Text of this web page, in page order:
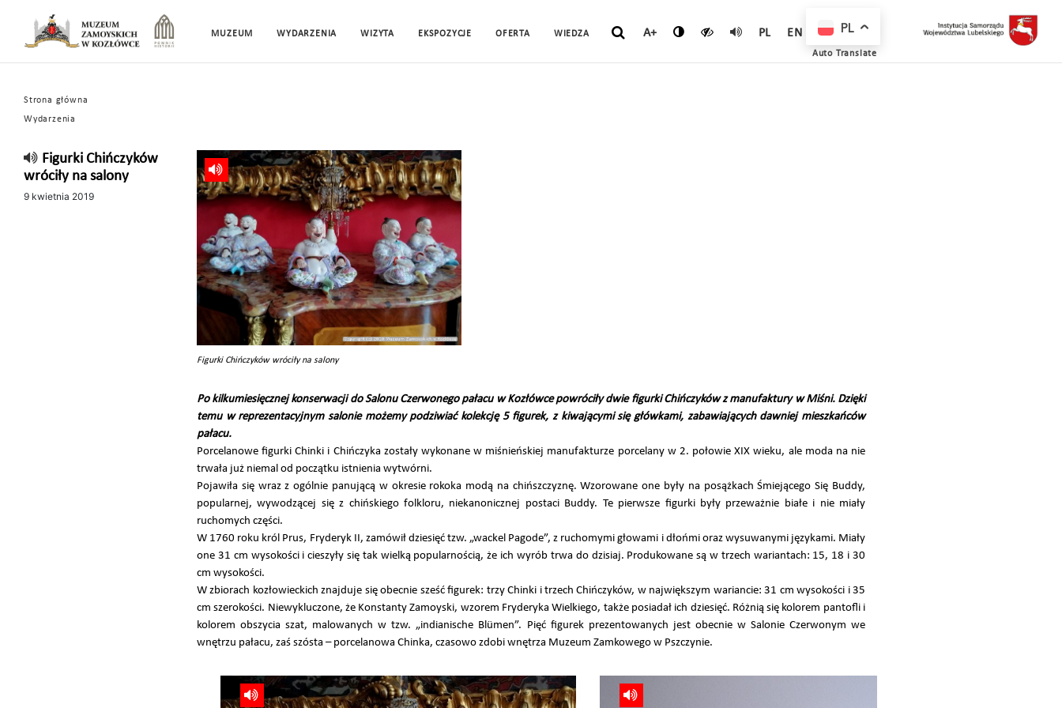
MUZEUM WYDARZENIA WIZYTA EKSPOZYCJE OFERTA WIEDZA A+ PL EN
Strona główna
Wydarzenia
Figurki Chińczyków
wróciły na salony
9 kwietnia 2019
Figurki Chińczyków wróciły na salony
Po kilkumiesięcznej konserwacji do Salonu Czerwonego pałacu w Kozłówce powróciły dwie figurki Chińczyków z manufaktury w Miśni. Dzięki
temu w reprezentacyjnym salonie możemy podziwiać kolekcję 5 figurek, z kiwającymi się główkami, zabawiających dawniej mieszkańców
pałacu.
Porcelanowe figurki Chinki i Chińczyka zostały wykonane w miśnieńskiej manufakturze porcelany w 2. połowie XIX wieku, ale moda na nie
trwała już niemal od początku istnienia wytwórni.
Pojawiła się wraz z ogólnie panującą w okresie rokoka modą na chińszczyznę. Wzorowane one były na posążkach Śmiejącego Się Buddy,
popularnej, wywodzącej się z chińskiego folkloru, niekanonicznej postaci Buddy. Te pierwsze figurki były przeważnie białe i nie miały
ruchomych części.
W 1760 roku król Prus, Fryderyk II, zamówił dziesięć tzw. „wackel Pagode”, z ruchomymi głowami i dłońmi oraz wysuwanymi językami. Miały
one 31 cm wysokości i cieszyły się tak wielką popularnością, że ich wyrób trwa do dzisiaj. Produkowane są w trzech wariantach: 15, 18 i 30
cm wysokości.
W zbiorach kozłowieckich znajduje się obecnie sześć figurek: trzy Chinki i trzech Chińczyków, w największym wariancie: 31 cm wysokości i 35
cm szerokości. Niewykluczone, że Konstanty Zamoyski, wzorem Fryderyka Wielkiego, także posiadał ich dziesięć. Różnią się kolorem pantofli i
kolorem obszycia szat, malowanych w tzw. „indianische Blümen”. Pięć figurek prezentowanych jest obecnie w Salonie Czerwonym we
wnętrzu pałacu, zaś szósta – porcelanowa Chinka, czasowo zdobi wnętrza Muzeum Zamkowego w Pszczynie.
PL
Auto Translate